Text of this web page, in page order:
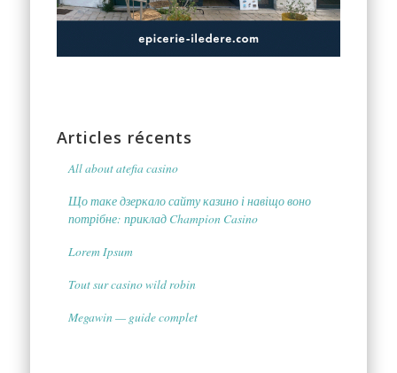
Articles récents
All about atefia casino
Що таке дзеркало сайту казино і навіщо воно
потрібне: приклад Champion Casino
Lorem Ipsum
Tout sur casino wild robin
Megawin — guide complet